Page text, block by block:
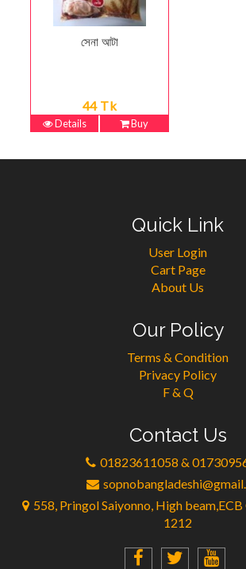
সেনা আটা
44 Tk
Details Buy
Quick Link
User Login
Cart Page
About Us
Our Policy
Terms & Condition
Privacy Policy
F & Q
Contact Us
01823611058 &
558, Pringol Saiyonno, High
1212